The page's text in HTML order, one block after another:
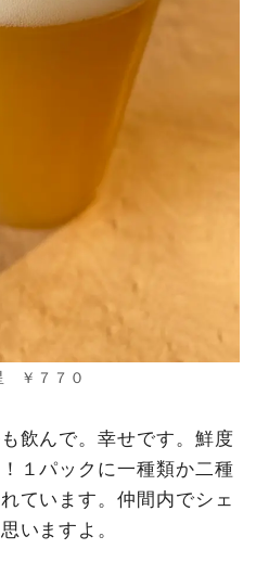
￥７７０
飲んで。幸せです。鮮度
１パックに一種類か二種
ています。仲間内でシェ
いますよ。